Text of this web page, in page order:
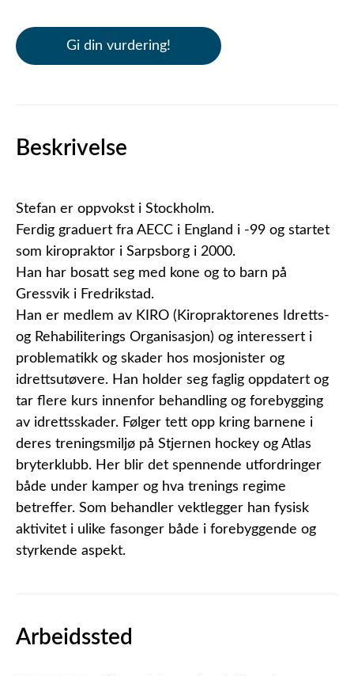
Gi din vurdering!
Beskrivelse
Stefan er oppvokst i Stockholm.
Ferdig graduert fra AECC i England i -99 og startet
som kiropraktor i Sarpsborg i 2000.
Han har bosatt seg med kone og to barn på
Gressvik i Fredrikstad.
Han er medlem av KIRO (Kiropraktorenes Idretts-
og Rehabiliterings Organisasjon) og interessert i
problematikk og skader hos mosjonister og
idrettsutøvere. Han holder seg faglig oppdatert og
tar flere kurs innenfor behandling og forebygging
av idrettsskader. Følger tett opp kring barnene i
deres treningsmiljø på Stjernen hockey og Atlas
bryterklubb. Her blir det spennende utfordringer
både under kamper og hva trenings regime
betreffer. Som behandler vektlegger han fysisk
aktivitet i ulike fasonger både i forebyggende og
styrkende aspekt.
Arbeidssted